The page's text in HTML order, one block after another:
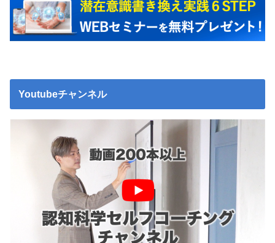
Youtubeチャンネル